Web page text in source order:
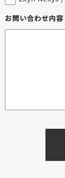
お問い合わせ内容